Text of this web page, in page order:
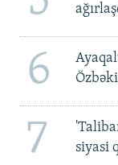
6
7
siyasi